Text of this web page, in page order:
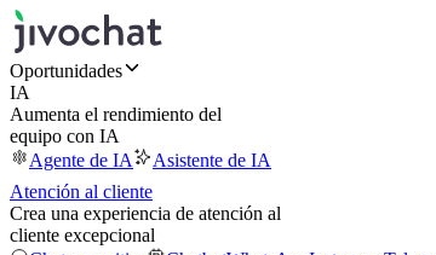
Oportunidades
IA
Aumenta el rendimiento del
equipo con IA
Agente de IA
Asistente de IA
Atención al cliente
Crea una experiencia de atención al
cliente excepcional